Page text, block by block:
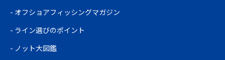
オフショアフィッシングマガジン
ライン選びのポイント
ノット大図鑑